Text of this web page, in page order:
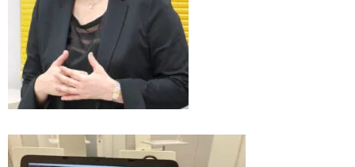
ウィッシュブログ
会社概要 プライバシーポリシー